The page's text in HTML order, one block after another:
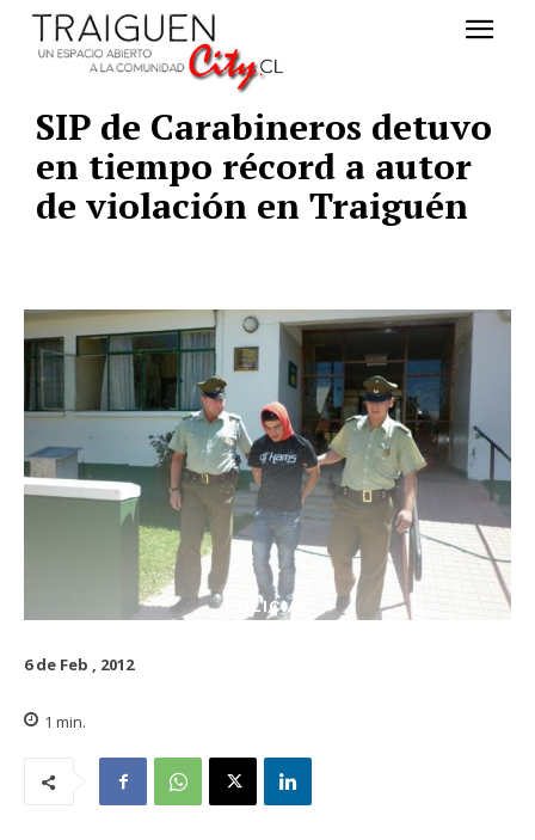
SIP de Carabineros detuvo
en tiempo récord a autor
de violación en Traiguén
POLICIAL
6 de Feb , 2012
1 min.